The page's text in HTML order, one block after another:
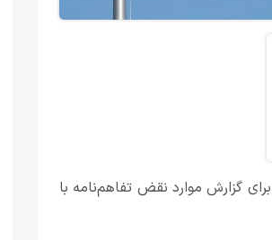
گزارش موارد نقض تفاهم‌نامه با